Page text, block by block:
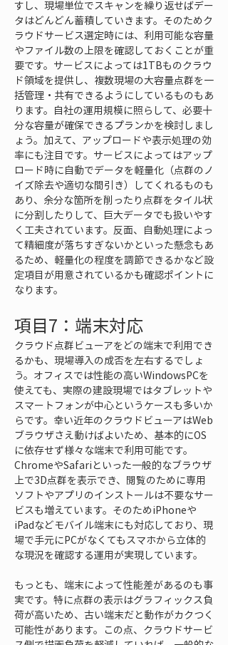
すし、現場単位でスキャンを繰り返せばデー
タはどんどん蓄積していきます。そのためク
ラウドサービス選定時には、利用可能な容量
やファイル数の上限を確認しておくことが重
要です。サービスによっては1TBものクラウ
ド領域を提供し、複数現場の大容量点群を一
括管理・共有できるようにしているものもあ
ります。自社の運用規模に照らして、必要十
分な容量が確保できるプランかを検討しまし
ょう。加えて、アップロードや表示処理の効
率にも注目です。サービスによってはアップ
ロード時に自動でデータを軽量化（点群のノ
イズ除去や適切な間引き）してくれるものも
あり、余分な箇所を削ったり点群をタイル状
に分割したりして、巨大データでも扱いやす
く工夫されています。反面、自動処理によっ
て精細度が落ちすぎないかといった懸念もあ
るため、軽量化の程度を調節できるかなど設
定項目が用意されているかも確認ポイントに
なります。
項目7：端末対応
クラウド点群ビューアをどの端末で利用でき
るかも、現場導入の成否を左右するでしょ
う。オフィスでは性能の高いWindowsPCを
使えても、実際の建設現場ではタブレットや
スマートフォンが中心というケースも多いか
らです。幸い近年のクラウドビューアはWeb
ブラウザさえ動けばよいため、基本的にOS
に依存せず様々な端末で利用可能です。
ChromeやSafariといった一般的なブラウザ
上で3D点群を表示でき、閲覧のために専用
ソフトやアプリのインストールは不要なサー
ビスも増えています。そのためiPhoneや
iPadなどモバイル端末にも対応しており、現
場で手元にPCがなくてもスマホから立体的
な現況を確認する運用が実現しています。
もっとも、端末によって性能差があるのも事
実です。特に点群の表示はグラフィックス負
荷が高いため、古い端末だと動作がカクつく
可能性があります。この点、クラウドサービ